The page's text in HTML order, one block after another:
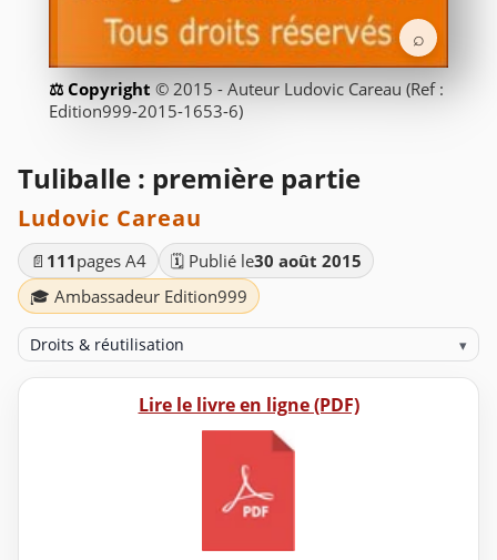
⌕
© 2015 - Auteur Ludovic Careau (Ref :
Edition999-2015-1653-6)
Tuliballe : première partie
Ludovic Careau
📄 111pages A4 🗓️ Publié le30 août 2015
🎓 Ambassadeur Edition999
Droits & réutilisation ▾
Lire le livre en ligne (PDF)